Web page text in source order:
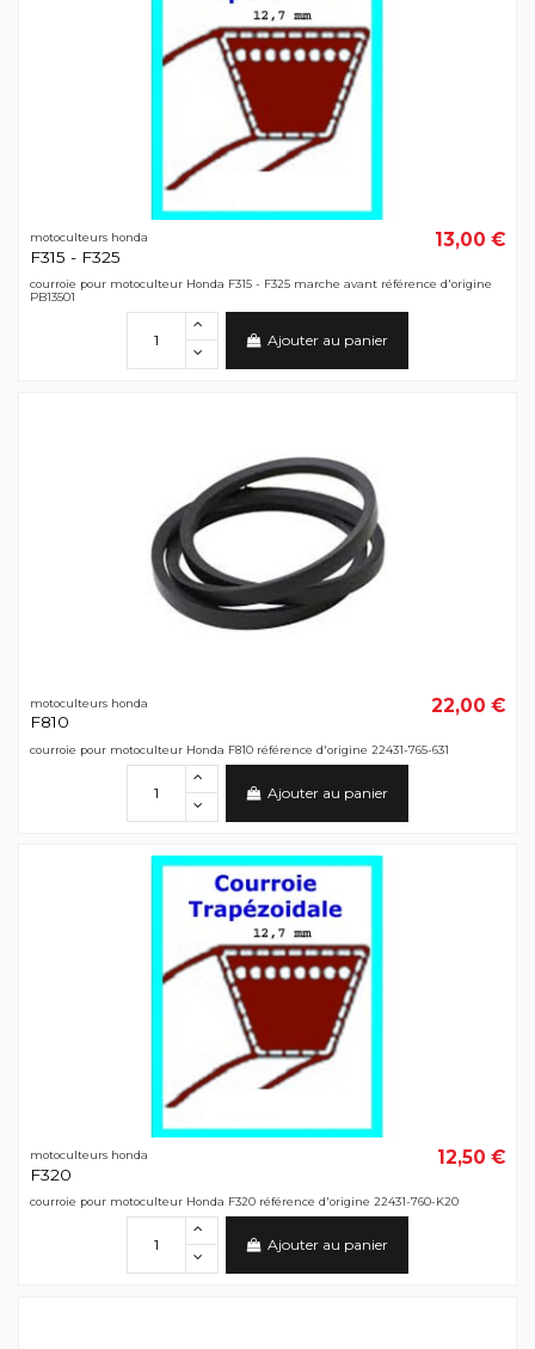
motoculteurs honda
F315 - F325
13,00 €
courroie pour motoculteur Honda F315 - F325 marche avant référence d'origine
PB13501
Ajouter au panier
motoculteurs honda
F810
22,00 €
courroie pour motoculteur Honda F810 référence d'origine 22431-765-631
Ajouter au panier
motoculteurs honda
F320
12,50 €
courroie pour motoculteur Honda F320 référence d'origine 22431-760-K20
Ajouter au panier